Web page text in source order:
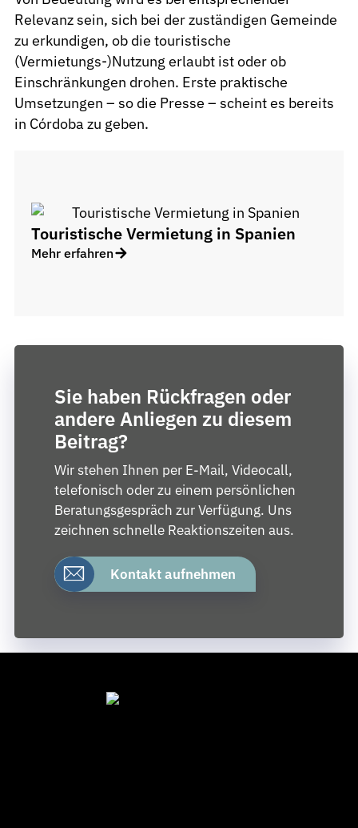
Relevanz sein, sich bei der zuständigen Gemeinde
zu erkundigen, ob die touristische
(Vermietungs-)Nutzung erlaubt ist oder ob
Einschränkungen drohen. Erste praktische
Umsetzungen – so die Presse – scheint es bereits
in Córdoba zu geben.
Touristische Vermietung in Spanien
Mehr erfahren
Sie haben Rückfragen oder
andere Anliegen zu diesem
Beitrag?
Wir stehen Ihnen per E-Mail, Videocall,
telefonisch oder zu einem persönlichen
Beratungsgespräch zur Verfügung. Uns
zeichnen schnelle Reaktionszeiten aus.
Kontakt aufnehmen